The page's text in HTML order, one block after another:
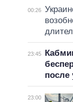
00:26
23:45
после
23:00